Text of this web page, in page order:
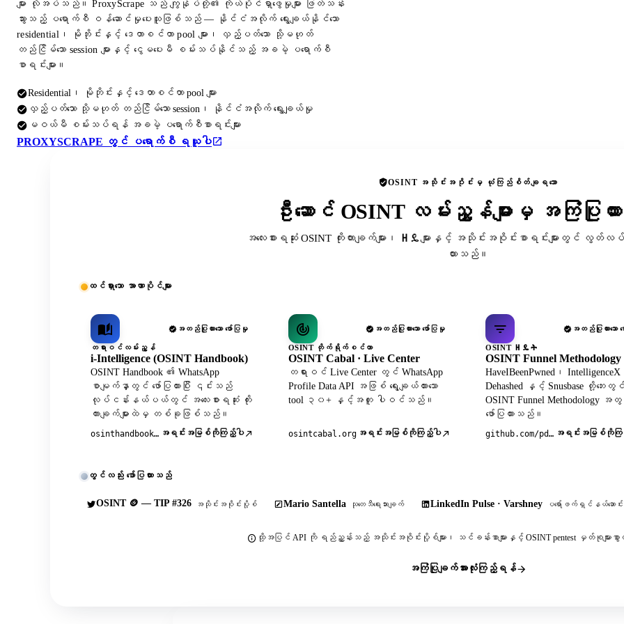
များ လိုအပ်သည်။ ProxyScrape သည် ကျွန်ုပ်တို့၏ ကိုယ်ပိုင်ရှာဖွေမှုများ ဖြတ်သန်း
သွားသည့် ပရောက်စီ ဝန်ဆောင်မှုပေးသူဖြစ်သည် — နိုင်ငံအလိုက် ရွေးချယ်နိုင်သော
residential၊ မိုဘိုင်းနှင့် ဒေတာစင်တာ pool များ၊ လှည့်ပတ်သော သို့မဟုတ်
တည်ငြိမ်သော session များနှင့် ငွေမပေးမီ စမ်းသပ်နိုင်သည့် အခမဲ့ ပရောက်စီ
စာရင်းများ။
Residential၊ မိုဘိုင်းနှင့် ဒေတာစင်တာ pool များ
လှည့်ပတ်သော သို့မဟုတ် တည်ငြိမ်သော session၊ နိုင်ငံအလိုက် ရွေးချယ်မှု
မဝယ်မီ စမ်းသပ်ရန် အခမဲ့ ပရောက်စီစာရင်းများ
PROXYSCRAPE တွင် ပရောက်စီ ရယူပါ
OSINT အသိုင်းအဝိုင်းမှ ယုံကြည်စိတ်ချရသော
ဦးဆောင် OSINT လမ်းညွှန်များမှ အကြံပြုထ
အလေးစားရဆုံး OSINT ကိုးကားချက်များ၊ ዘዴများနှင့် အသိုင်းအဝိုင်းစာရင်းများတွင် လွတ်လ
ထားသည်။
ထင်ရှားသော အာဏာပိုင်များ
အတည်ပြုထားသော ဖော်ပြမှု
တရားဝင်လမ်းညွှန်
i-Intelligence (OSINT Handbook)
OSINT Handbook ၏ WhatsApp
စာမျက်နှာတွင် ဖော်ပြထားပြီး ၎င်းသည်
လုပ်ငန်းနယ်ပယ်တွင် အလေးစားရဆုံး ကိုး
ကားချက်များထဲမှ တစ်ခုဖြစ်သည်။
osinthandbook.com အရင်းအမြစ်ကိုကြည့်ပါ
အတည်ပြုထားသော ဖော်ပြမှု
OSINT တိုက်ရိုက်စင်တာ
OSINT Cabal · Live Center
တရားဝင် Live Center တွင် WhatsApp
Profile Data API အဖြစ် ရွေးချယ်ထားသော
tool ၃၀+ နှင့်အတူ ပါဝင်သည်။
osintcabal.org အရင်းအမြစ်ကိုကြည့်ပါ
အတည်ပြုထားသော ဖ
OSINT ዘዴት
OSINT Funnel Methodology
HaveIBeenPwned၊ IntelligenceX
Dehashed နှင့် Snusbase တို့ဘေးတွင်
OSINT Funnel Methodology အ
ဖော်ပြထားသည်။
github.com/pdudotdev/ofm အရင်းအမြစ်ကိုကြ
တွင်လည်း ဖော်ပြထားသည်
OSINT 🪙 — TIP #326 အသိုင်းအဝိုင်းပို့စ် Mario Santella သုတေသီရေးသားချက် LinkedIn Pulse · Varshney ပရော်ဖက်ရှင်နယ်ဆောင်းပ
ထို့အပြင် API ကို ရည်ညွှန်းသည့် အသိုင်းအဝိုင်းပို့စ်များ၊ သင်ခန်းစာများနှင့် OSINT pentest မှတ်စုများ
အကြံပြုချက်အားလုံးကြည့်ရန်